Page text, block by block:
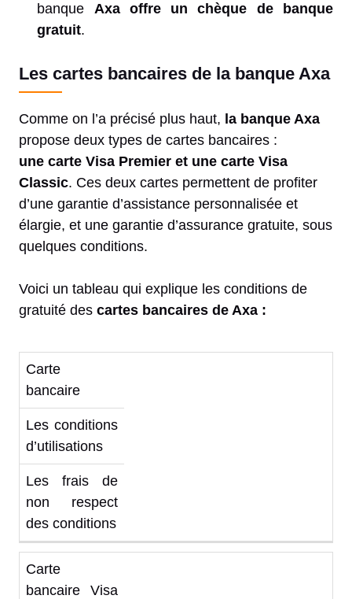
banque Axa offre un chèque de banque
gratuit.
Les cartes bancaires de la banque Axa
Comme on l’a précisé plus haut, la banque Axa
propose deux types de cartes bancaires :
une carte Visa Premier et une carte Visa
Classic. Ces deux cartes permettent de profiter
d’une garantie d’assistance personnalisée et
élargie, et une garantie d’assurance gratuite, sous
quelques conditions.
Voici un tableau qui explique les conditions de
gratuité des cartes bancaires de Axa :
Carte
bancaire
Les conditions
d’utilisations
Les frais de
non respect
des conditions
Carte
bancaire Visa